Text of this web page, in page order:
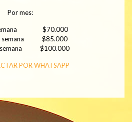
Por mes:
semana $70.000
x semana $85.000
semana $100.000
POR WHATSAPP